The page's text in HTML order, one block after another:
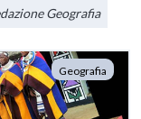
Geografia
Geografia